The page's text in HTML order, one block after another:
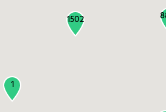
1502
1